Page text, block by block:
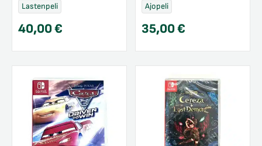
Lastenpeli
40,00€
Ajopeli
35,00€